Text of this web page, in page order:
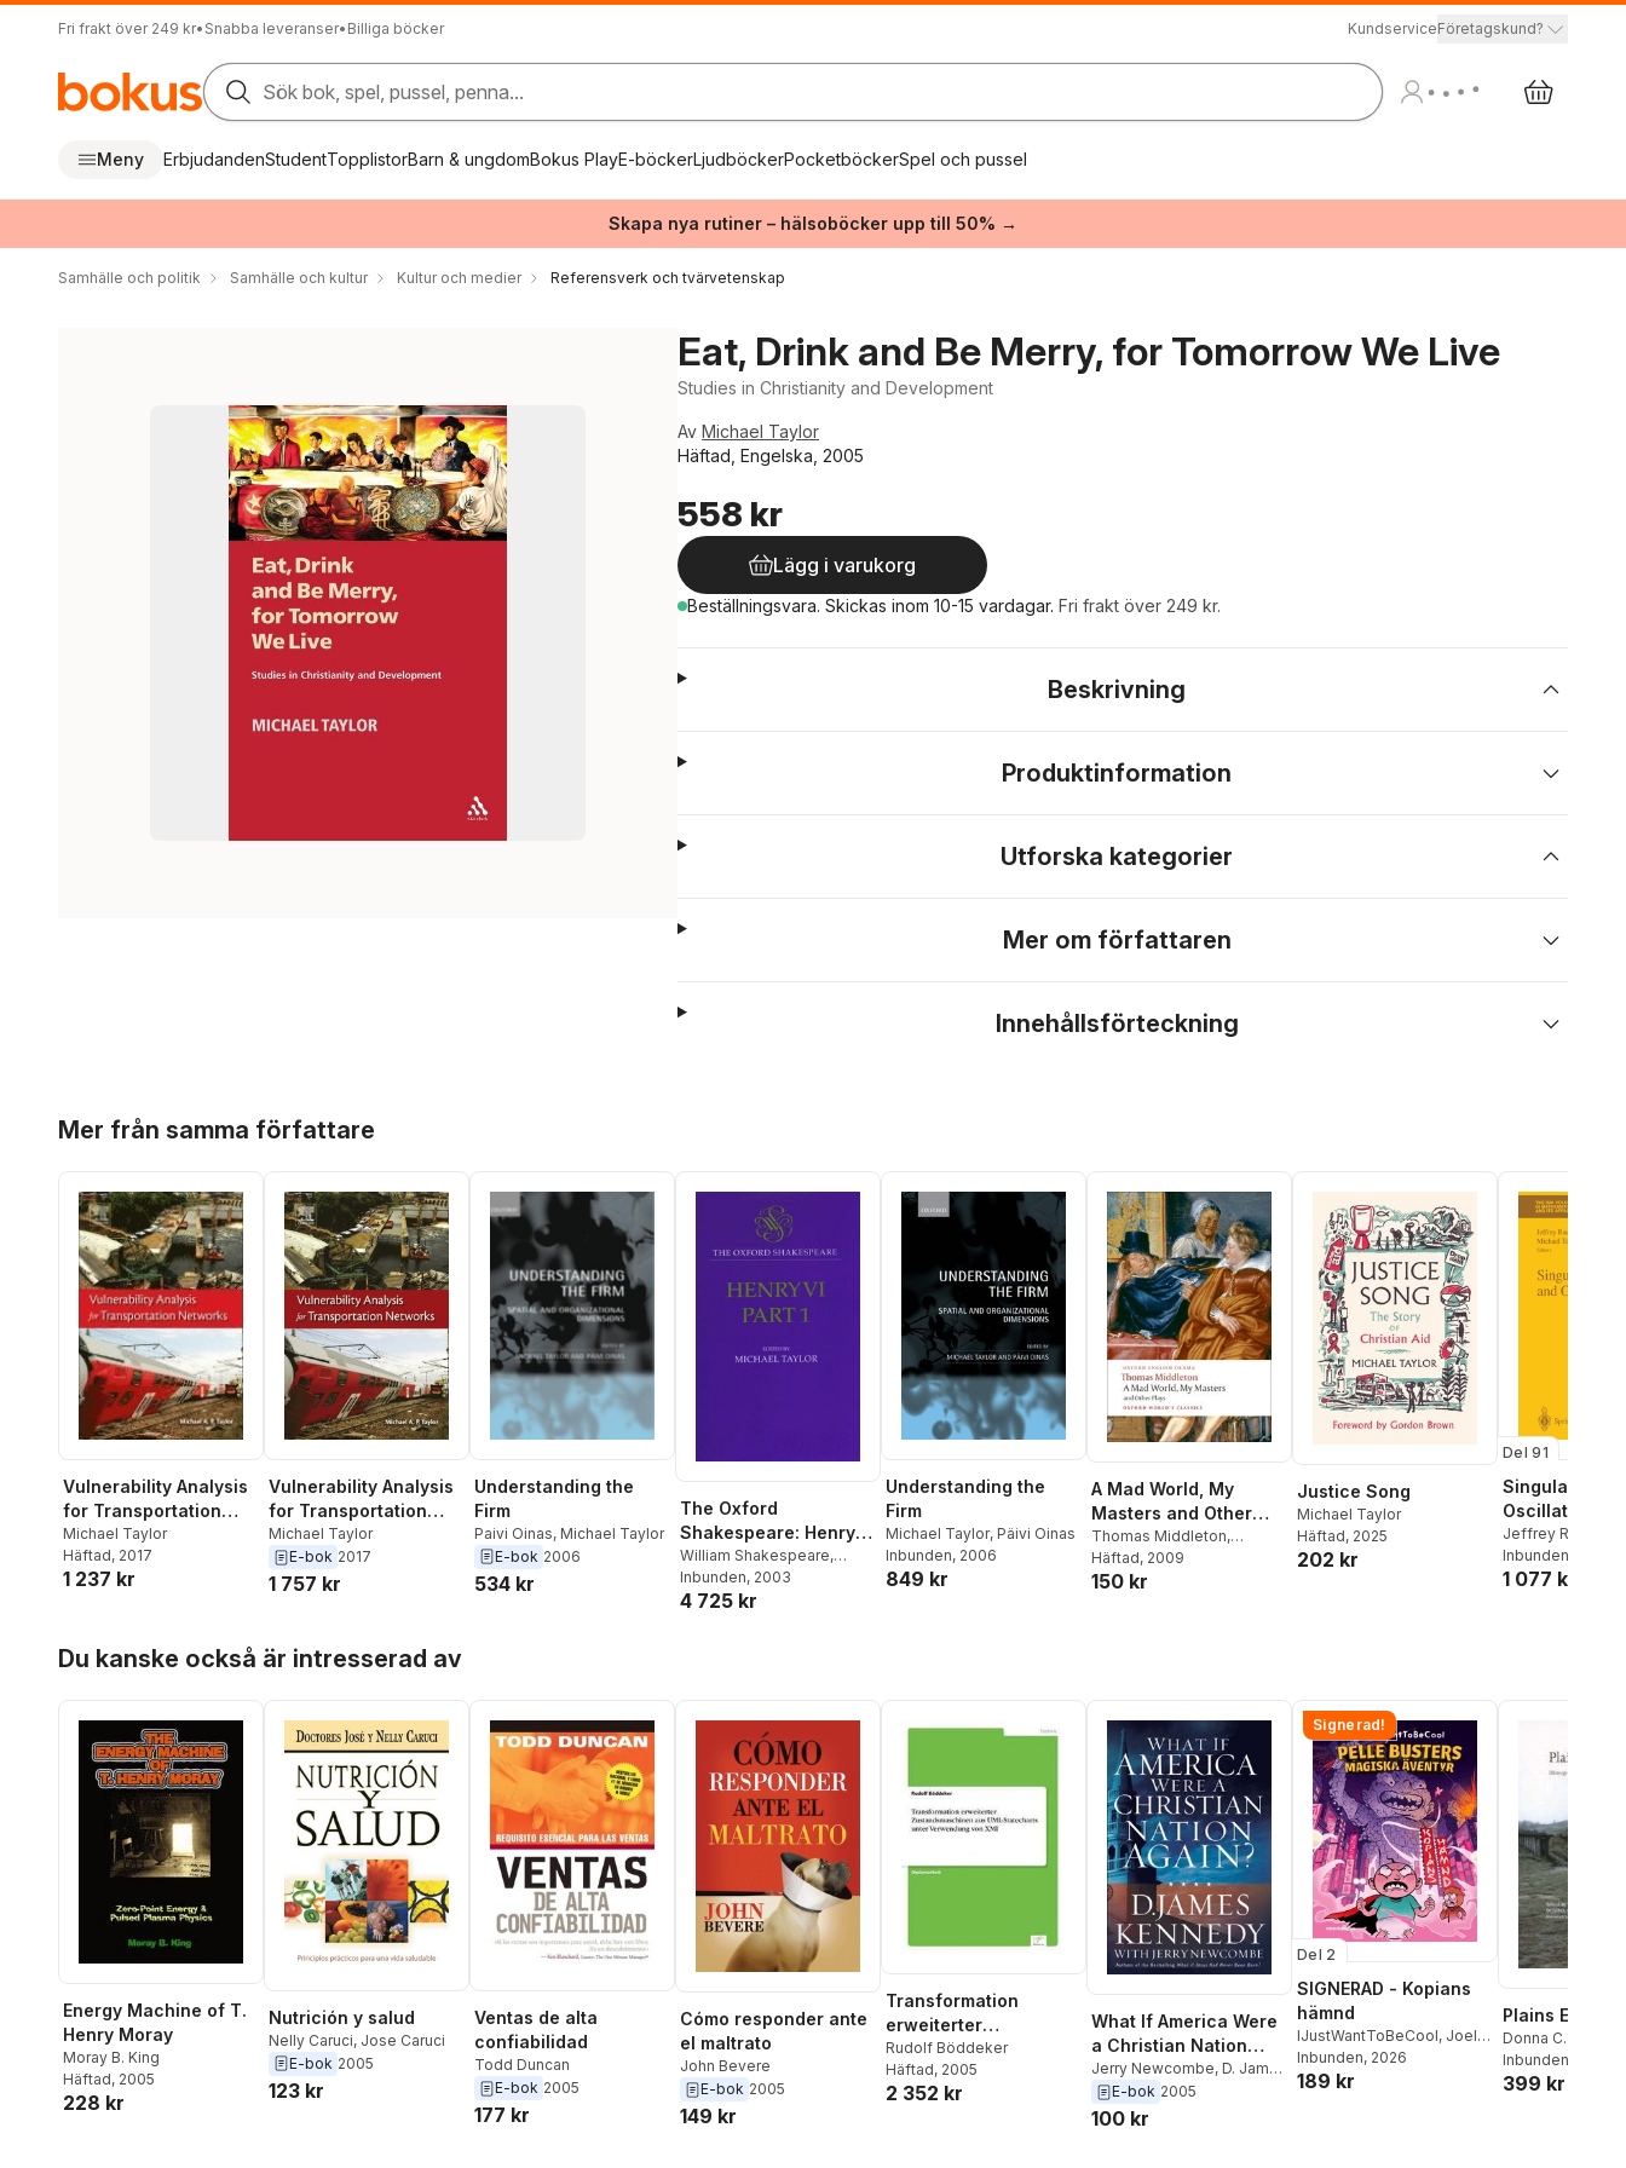
Fri frakt över 249 kr• Snabba leveranser• Billiga böcker KundserviceFöretagskund?
Sök bok, spel, pussel, penna...
Meny ErbjudandenStudentTopplistorBarn & ungdomBokus PlayE-böckerLjudböckerPocketböckerSpel och pussel
Skapa nya rutiner – hälsoböcker upp till 50% →
Samhälle och politik Samhälle och kultur Kultur och medier Referensverk och tvärvetenskap
Eat, Drink and Be Merry, for Tomorrow We Live
Studies in Christianity and Development
Av Michael Taylor
Häftad, Engelska, 2005
558 kr
Lägg i varukorg
Beställningsvara. Skickas inom 10-15 vardagar. Fri frakt över 249 kr.
Beskrivning
Produktinformation
Utforska kategorier
Mer om författaren
Innehållsförteckning
Mer från samma författare
Vulnerability Analysis
for Transportation
Networks
Michael Taylor
Häftad, 2017
1 237 kr
Vulnerability Analysis
for Transportation
Networks
Michael Taylor
E-bok 2017
1 757 kr
Understanding the
Firm
Paivi Oinas, Michael Taylor
E-bok 2006
534 kr
The Oxford
Shakespeare: Henry
VI, Part One
William Shakespeare,
Michael Taylor
Inbunden, 2003
4 725 kr
Understanding the
Firm
Michael Taylor, Päivi Oinas
Inbunden, 2006
849 kr
A Mad World, My
Masters and Other
Plays
Thomas Middleton,
Michael Taylor
Häftad, 2009
150 kr
Justice Song
Michael Taylor
Häftad, 2025
202 kr
Del 91
Singularities
Oscillations
Jeffrey Rauch
Taylor
Inbunden
1 077 kr
Du kanske också är intresserad av
Energy Machine of T.
Henry Moray
Moray B. King
Häftad, 2005
228 kr
Nutrición y salud
Nelly Caruci, Jose Caruci
E-bok 2005
123 kr
Ventas de alta
confiabilidad
Todd Duncan
E-bok 2005
177 kr
Cómo responder ante
el maltrato
John Bevere
E-bok 2005
149 kr
Transformation
erweiterter
Zustandsmaschinen
aus UML-Statecharts
unter Verwendung von
Rudolf Böddeker
Häftad, 2005
2 352 kr
What If America Were
a Christian Nation
Again?
Jerry Newcombe, D. James
Kennedy
E-bok 2005
100 kr
Signerad!
Del 2
SIGNERAD - Kopians
hämnd
IJustWantToBeCool, Joel
Adolphson,Emil Ejdemo
Beer ,Victor Beer
Inbunden, 2026
189 kr
Plains
Donna C. Roper
P. Pauls
Inbunden
399 kr